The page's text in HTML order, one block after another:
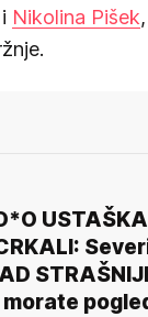
Nikolina Pišek
morate